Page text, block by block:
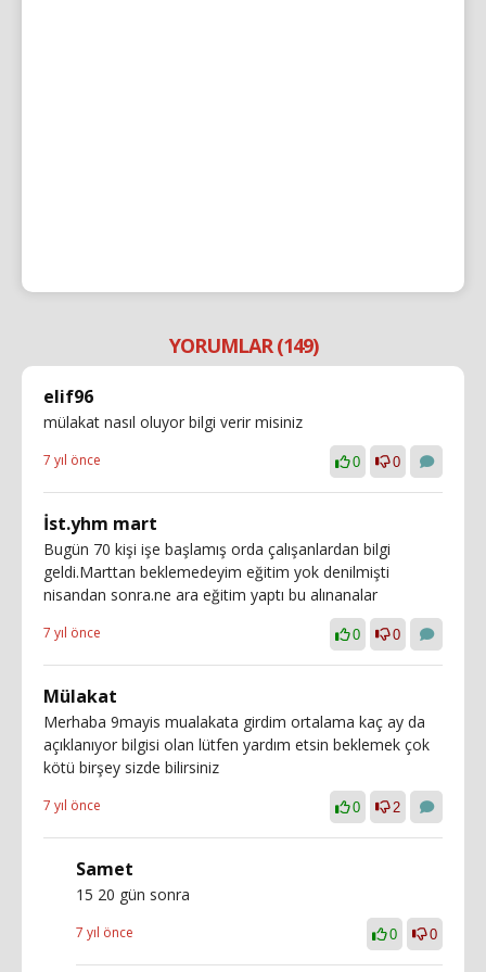
YORUMLAR (149)
elif96
mülakat nasıl oluyor bilgi verir misiniz
7 yıl önce 0 0
İst.yhm mart
Bugün 70 kişi işe başlamış orda çalışanlardan bilgi
geldi.Marttan beklemedeyim eğitim yok denilmişti
nisandan sonra.ne ara eğitim yaptı bu alınanalar
7 yıl önce 0 0
Mülakat
Merhaba 9mayis mualakata girdim ortalama kaç ay da
açıklanıyor bilgisi olan lütfen yardım etsin beklemek çok
kötü birşey sizde bilirsiniz
7 yıl önce 0 2
Samet
15 20 gün sonra
7 yıl önce 0 0